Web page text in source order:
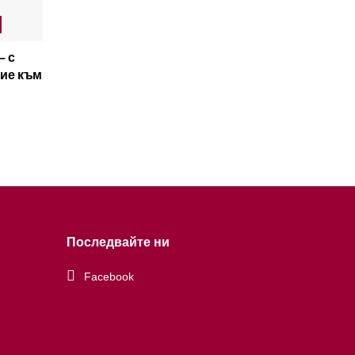
с
към
Последвайте ни
Facebook